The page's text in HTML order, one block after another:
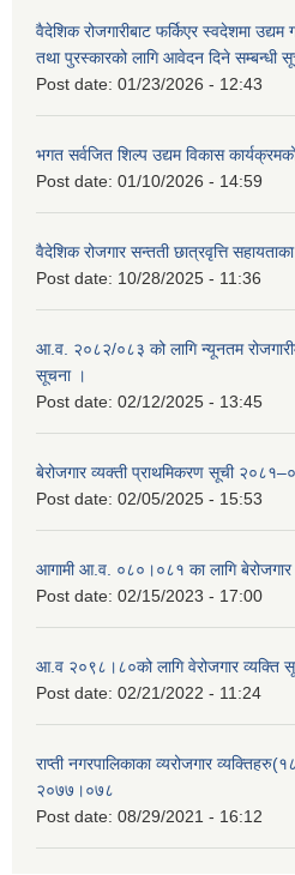
वैदेशिक रोजगारीबाट फर्किएर स्वदेशमा उद्यम
तथा पुरस्कारको लागि आवेदन दिने सम्बन्धी
Post date: 01/23/2026 - 12:43
भगत सर्वजित शिल्प उद्यम विकास
Post date: 01/10/2026 - 14:59
वैदेशिक रोजगार सन्तती छात्रवृत्ति
Post date: 10/28/2025 - 11:36
आ.व. २०८२/०८३ को लागि न्यूनतम
सूचना ।
Post date: 02/12/2025 - 13:45
बेरोजगार व्यक्ती प्राथमिकरण सूची
Post date: 02/05/2025 - 15:53
आगामी आ.व. ०८०।०८१ का लागि
Post date: 02/15/2023 - 17:00
आ.व २०९८।८०को लागि वेरोजगार व्यक्ति
Post date: 02/21/2022 - 11:24
राप्ती नगरपालिकाका व्यरोजगार
२०७७।०७८
Post date: 08/29/2021 - 16:12